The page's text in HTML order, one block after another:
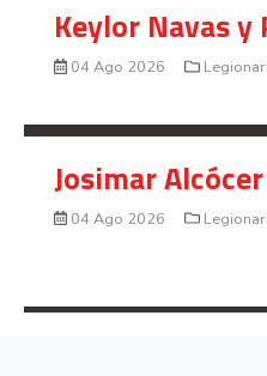
Keylor Navas y
04 Ago 2026
Josimar
04 Ago 2026